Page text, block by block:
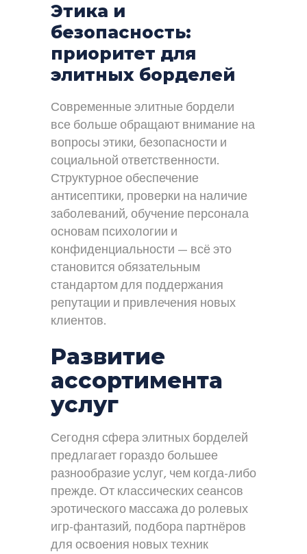
Этика и
безопасность:
приоритет для
элитных борделей
Современные элитные бордели
все больше обращают внимание на
вопросы этики, безопасности и
социальной ответственности.
Структурное обеспечение
антисептики, проверки на наличие
заболеваний, обучение персонала
основам психологии и
конфиденциальности — всё это
становится обязательным
стандартом для поддержания
репутации и привлечения новых
клиентов.
Развитие
ассортимента
услуг
Сегодня сфера элитных борделей
предлагает гораздо большее
разнообразие услуг, чем когда-либо
прежде. От классических сеансов
эротического массажа до ролевых
игр-фантазий, подбора партнёров
для освоения новых техник